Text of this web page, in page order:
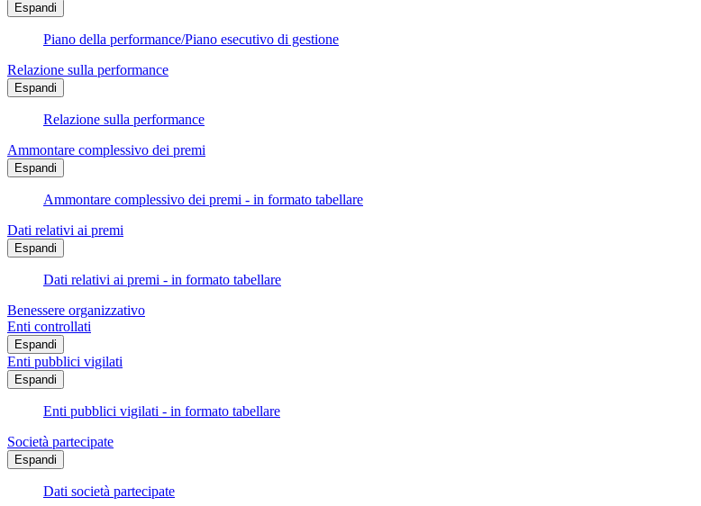
Espandi
Piano della performance/Piano esecutivo di gestione
Relazione sulla performance
Espandi
Relazione sulla performance
Ammontare complessivo dei premi
Espandi
Ammontare complessivo dei premi - in formato tabellare
Dati relativi ai premi
Espandi
Dati relativi ai premi - in formato tabellare
Benessere organizzativo
Enti controllati
Espandi
Enti pubblici vigilati
Espandi
Enti pubblici vigilati - in formato tabellare
Società partecipate
Espandi
Dati società partecipate